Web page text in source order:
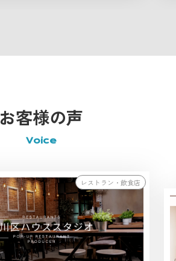
お客様の声
Voice
レストラン・飲食店